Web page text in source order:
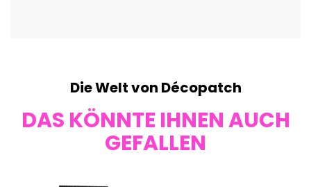
Die Welt von Décopatch
DAS KÖNNTE IHNEN AUCH
GEFALLEN